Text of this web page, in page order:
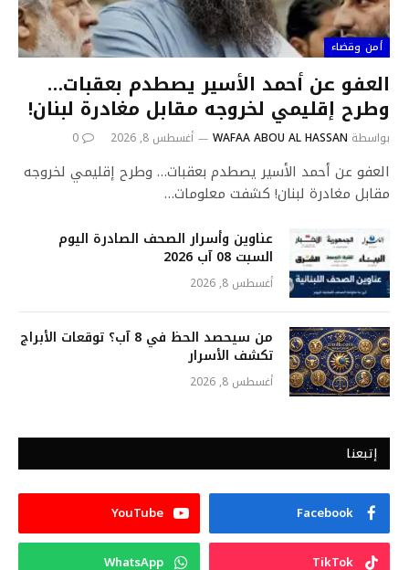
أمن وقضاء
العفو عن أحمد الأسير يصطدم بعقبات…
وطرح إقليمي لخروجه مقابل مغادرة لبنان!
بواسطة WAFAA ABOU AL HASSAN أغسطس 8, 2026 0
العفو عن أحمد الأسير يصطدم بعقبات… وطرح إقليمي لخروجه
مقابل مغادرة لبنان! كشفت معلومات…
عناوين وأسرار الصحف الصادرة اليوم
السبت 08 آب 2026
أغسطس 8, 2026
من سيحصد الحظ في 8 آب؟ توقعات الأبراج
تكشف الأسرار
أغسطس 8, 2026
إتبعنا
Facebook
YouTube
TikTok
WhatsApp